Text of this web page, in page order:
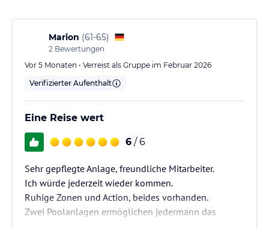
Angaben ohne Gewähr. Bitte lies vor der Buchung die
verbindlichenAngebotsdetails
Marion (61-65)
2 Bewertungen
Vor 5 Monaten • Verreist als Gruppe im Februar 2026
Verifizierter Aufenthalt
Eine Reise wert
6 / 6
Sehr gepflegte Anlage, freundliche Mitarbeiter.
Ich würde jederzeit wieder kommen.
Ruhige Zonen und Action, beides vorhanden.
Zwei Poolanlagen ermöglichen jedermann das